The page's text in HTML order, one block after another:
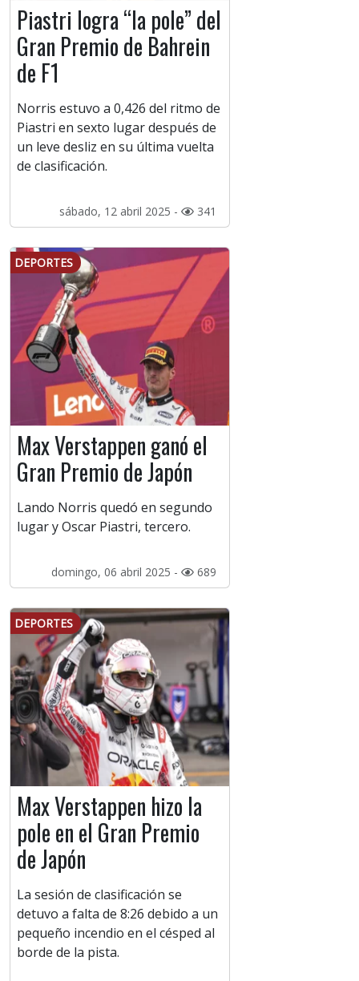
Piastri logra “la pole” del
Gran Premio de Bahrein
de F1
Norris estuvo a 0,426 del ritmo de
Piastri en sexto lugar después de
un leve desliz en su última vuelta
de clasificación.
sábado, 12 abril 2025 - 341
DEPORTES
Max Verstappen ganó el
Gran Premio de Japón
Lando Norris quedó en segundo
lugar y Oscar Piastri, tercero.
domingo, 06 abril 2025 - 689
DEPORTES
Max Verstappen hizo la
pole en el Gran Premio
de Japón
La sesión de clasificación se
detuvo a falta de 8:26 debido a un
pequeño incendio en el césped al
borde de la pista.